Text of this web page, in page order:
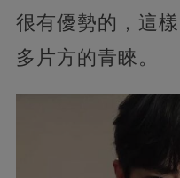
很有優勢的，這
多片方的青睞。